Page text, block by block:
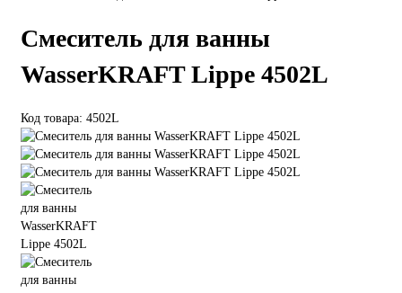
Смеситель для ванны
WasserKRAFT Lippe 4502L
Код товара: 4502L